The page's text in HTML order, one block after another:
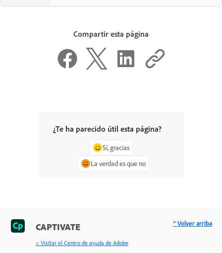
Compartir esta página
¿Te ha parecido útil esta página?
Sí, gracias
La verdad es que no
CAPTIVATE
< Visitar el Centro de ayuda de Adobe
^ Volver arriba